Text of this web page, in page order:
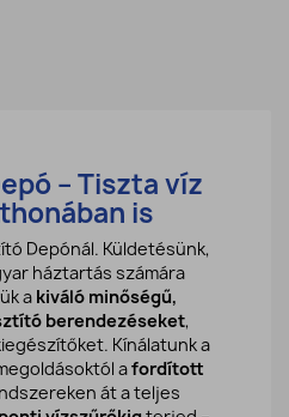
– Tiszta víz
is
Depónál. Küldetésünk,
háztartás számára
a kiváló minőségű,
berendezéseket,
Kínálatunk a
afordított
át a teljes